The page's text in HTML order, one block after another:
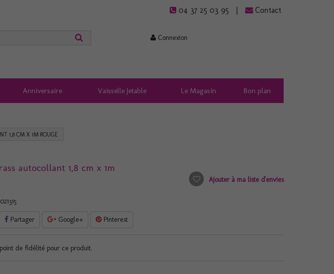
04 37 25 03 95 Contact
Connexion
Anniversaire Vaisselle Jetable Le Magasin Bon plan
1,8 CM X 1M ROUGE
autocollant 1,8 cm x 1m
Ajouter à ma liste d'envies
Partager Google+ Pinterest
de fidélité pour ce produit.